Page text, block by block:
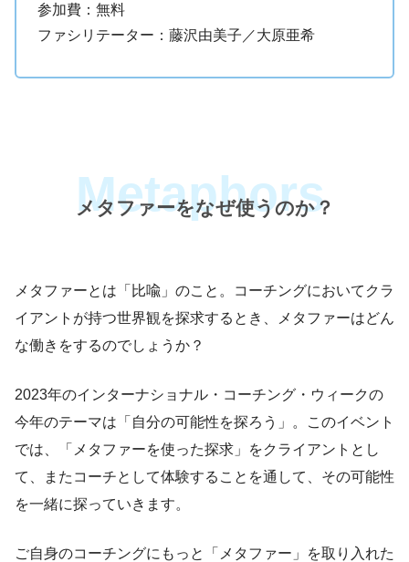
参加費：無料
ファシリテーター：藤沢由美子／大原亜希
メタファーをなぜ使うのか？
メタファーとは「比喩」のこと。コーチングにおいてクラ
イアントが持つ世界観を探求するとき、メタファーはどん
な働きをするのでしょうか？
2023年のインターナショナル・コーチング・ウィークの
今年のテーマは「自分の可能性を探ろう」。このイベント
では、「メタファーを使った探求」をクライアントとし
て、またコーチとして体験することを通して、その可能性
を一緒に探っていきます。
ご自身のコーチングにもっと「メタファー」を取り入れた